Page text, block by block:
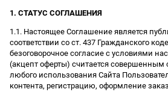
1. СТАТУС СОГЛАШЕНИЯ
1.1. Настоящее Соглашение является
соответствии со ст. 437 Гражданского
безоговорочное согласие с условиями
(акцепт оферты) считается совершенным
любого использования Сайта
контента, регистрацию, оформление